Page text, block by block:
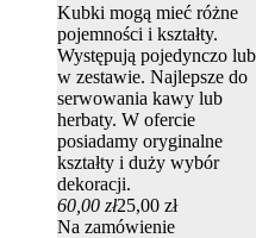
Kubki mogą mieć różne
pojemności i kształty.
Występują pojedynczo lub
w zestawie. Najlepsze do
serwowania kawy lub
herbaty. W ofercie
posiadamy oryginalne
kształty i duży wybór
dekoracji.
60,00 zł25,00 zł
Na zamówienie